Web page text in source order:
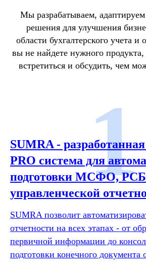
Мы разрабатываем,
решения для улучшения
области бухгалтерского учета и
вы не найдете нужного
встретиться и обсудить, чем
SUMRA -
PRO система для
подготовки МСФО,
управленческой
SUMRA позволит
отчетности на всех этапах - от
первичной информации до
подготовки конечного
1